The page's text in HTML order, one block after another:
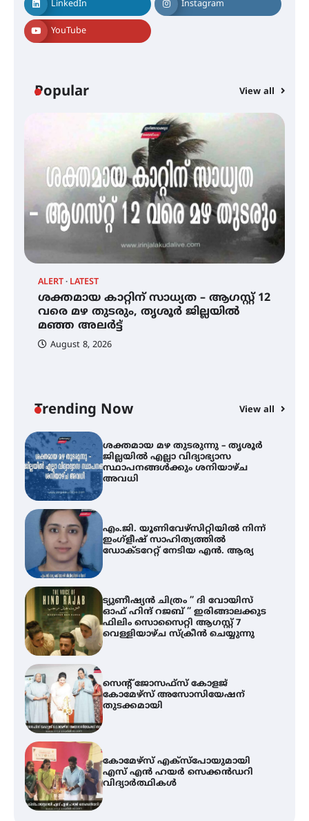
LinkedIn Instagram
YouTube
Popular View all
ALERT LATEST
ശക്തമായ കാറ്റിന് സാധ്യത – ആഗസ്റ്റ് 12
വരെ മഴ തുടരും, തൃശൂർ ജില്ലയിൽ
മഞ്ഞ അലർട്ട്
August 8, 2026
Trending Now View all
ഡോക്ടറേറ്റ് നേടിയ എൻ. ആര്യ
വെള്ളിയാഴ്ച സ്‌ക്രീൻ ചെയ്യുന്നു
സെന്റ് ജോസഫ്സ് കോളജ്
കോമേഴ്‌സ് അസോസിയേഷന്
തുടക്കമായി
കോമേഴ്സ് എക്സ്പോയുമായി
എസ് എൻ ഹയർ സെക്കൻഡറി
വിദ്യാർത്ഥികൾ
ശക്തമായ കാറ്റിന് സാധ്യത –
ആഗസ്റ്റ് 12 വരെ മഴ തുടരും,
തൃശൂർ ജില്ലയിൽ മഞ്ഞ അലർട്ട്
അവധി
എം.ജി. യൂണിവേഴ്‌സിറ്റിയിൽ നിന്ന്
ഇംഗ്ളീഷ് സാഹിത്യത്തിൽ
ഡോക്ടറേറ്റ് നേടിയ എൻ. ആര്യ
ട്യുണീഷ്യൻ ചിത്രം ” ദി വോയിസ്
ഓഫ് ഹിന്ദ് റജബ് ” ഇരിങ്ങാലക്കുട
ഫിലിം സൊസൈറ്റി ആഗസ്റ്റ് 7
വെള്ളിയാഴ്ച സ്‌ക്രീൻ ചെയ്യുന്നു
സെന്റ് ജോസഫ്സ് കോളജ്
കോമേഴ്‌സ് അസോസിയേഷന്
തുടക്കമായി
കോമേഴ്സ് എക്സ്പോയുമായി
എസ് എൻ ഹയർ സെക്കൻഡറി
വിദ്യാർത്ഥികൾ
ശക്തമായ കാറ്റിന് സാധ്യത –
ആഗസ്റ്റ് 12 വരെ മഴ തുടരും,
തൃശൂർ ജില്ലയിൽ മഞ്ഞ അലർട്ട്